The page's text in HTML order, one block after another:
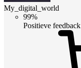
My_digital_world
99%
Positieve feedback